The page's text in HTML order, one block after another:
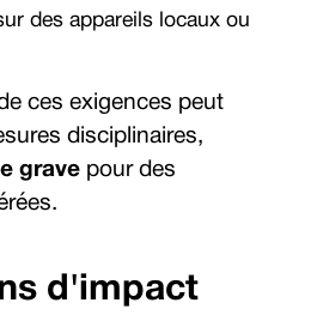
des appareils locaux ou
ces exigences peut
disciplinaires,
grave pour des
d'impact